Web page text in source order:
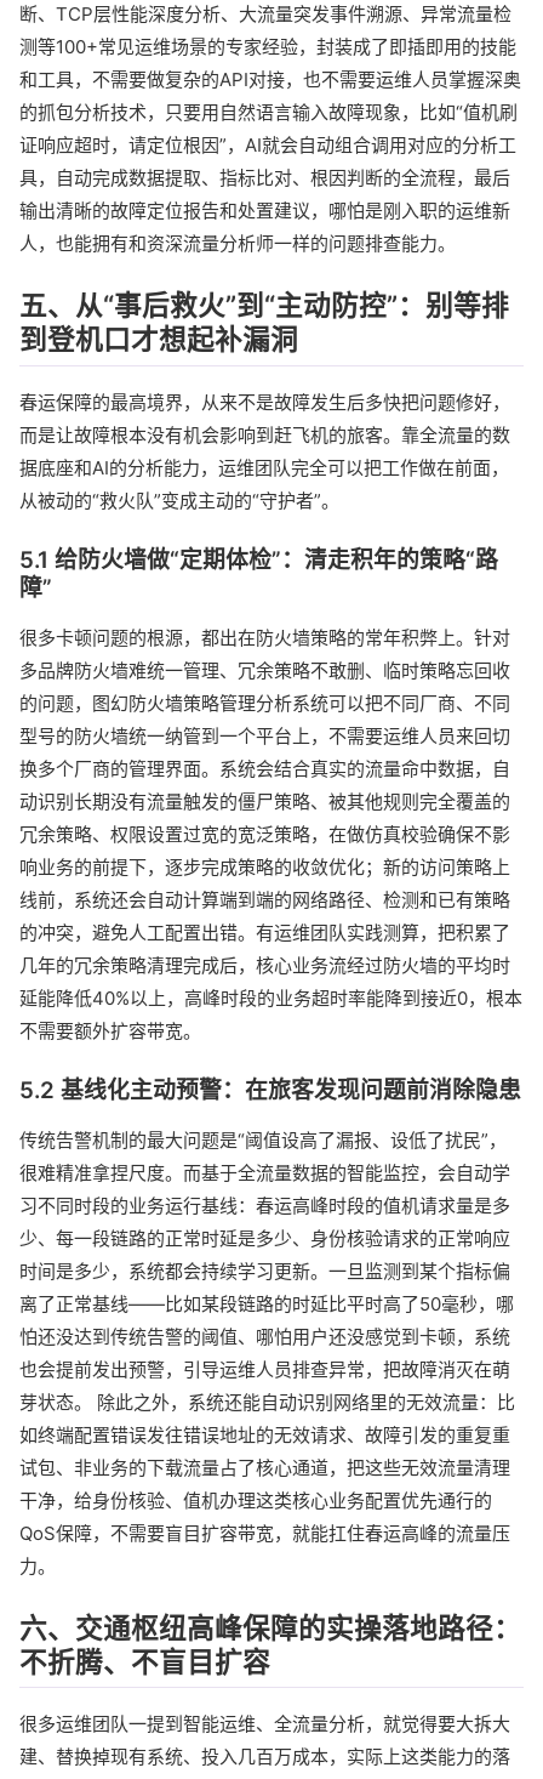
断、TCP层性能深度分析、大流量突发事件溯源、异常流量检
测等100+常见运维场景的专家经验，封装成了即插即用的技能
和工具，不需要做复杂的API对接，也不需要运维人员掌握深奥
的抓包分析技术，只要用自然语言输入故障现象，比如“值机刷
证响应超时，请定位根因”，AI就会自动组合调用对应的分析工
具，自动完成数据提取、指标比对、根因判断的全流程，最后
输出清晰的故障定位报告和处置建议，哪怕是刚入职的运维新
人，也能拥有和资深流量分析师一样的问题排查能力。
五、从“事后救火”到“主动防控”：别等排
到登机口才想起补漏洞
春运保障的最高境界，从来不是故障发生后多快把问题修好，
而是让故障根本没有机会影响到赶飞机的旅客。靠全流量的数
据底座和AI的分析能力，运维团队完全可以把工作做在前面，
从被动的“救火队”变成主动的“守护者”。
5.1 给防火墙做“定期体检”：清走积年的策略“路
障”
很多卡顿问题的根源，都出在防火墙策略的常年积弊上。针对
多品牌防火墙难统一管理、冗余策略不敢删、临时策略忘回收
的问题，图幻防火墙策略管理分析系统可以把不同厂商、不同
型号的防火墙统一纳管到一个平台上，不需要运维人员来回切
换多个厂商的管理界面。系统会结合真实的流量命中数据，自
动识别长期没有流量触发的僵尸策略、被其他规则完全覆盖的
冗余策略、权限设置过宽的宽泛策略，在做仿真校验确保不影
响业务的前提下，逐步完成策略的收敛优化；新的访问策略上
线前，系统还会自动计算端到端的网络路径、检测和已有策略
的冲突，避免人工配置出错。有运维团队实践测算，把积累了
几年的冗余策略清理完成后，核心业务流经过防火墙的平均时
延能降低40%以上，高峰时段的业务超时率能降到接近0，根本
不需要额外扩容带宽。
5.2 基线化主动预警：在旅客发现问题前消除隐患
传统告警机制的最大问题是“阈值设高了漏报、设低了扰民”，
很难精准拿捏尺度。而基于全流量数据的智能监控，会自动学
习不同时段的业务运行基线：春运高峰时段的值机请求量是多
少、每一段链路的正常时延是多少、身份核验请求的正常响应
时间是多少，系统都会持续学习更新。一旦监测到某个指标偏
离了正常基线——比如某段链路的时延比平时高了50毫秒，哪
怕还没达到传统告警的阈值、哪怕用户还没感觉到卡顿，系统
也会提前发出预警，引导运维人员排查异常，把故障消灭在萌
芽状态。 除此之外，系统还能自动识别网络里的无效流量：比
如终端配置错误发往错误地址的无效请求、故障引发的重复重
试包、非业务的下载流量占了核心通道，把这些无效流量清理
干净，给身份核验、值机办理这类核心业务配置优先通行的
QoS保障，不需要盲目扩容带宽，就能扛住春运高峰的流量压
力。
六、交通枢纽高峰保障的实操落地路径：
不折腾、不盲目扩容
很多运维团队一提到智能运维、全流量分析，就觉得要大拆大
建、替换掉现有系统、投入几百万成本，实际上这类能力的落